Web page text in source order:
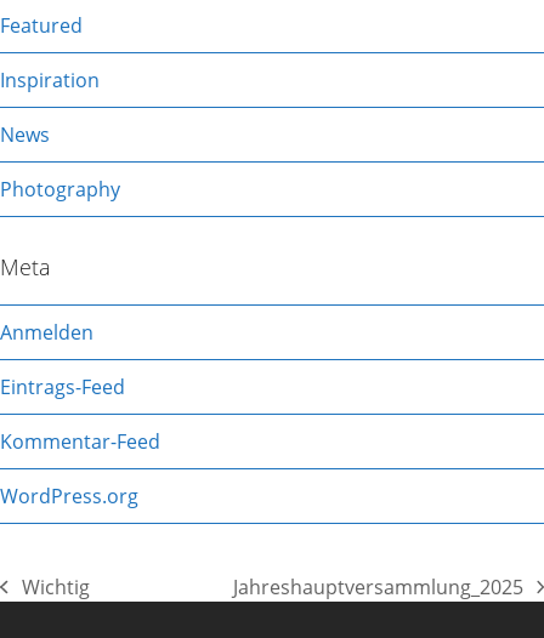
Featured
Inspiration
News
Photography
Meta
Anmelden
Eintrags-Feed
Kommentar-Feed
WordPress.org
vorheriger
Wichtig
Nächster
Jahreshauptversammlung_2025